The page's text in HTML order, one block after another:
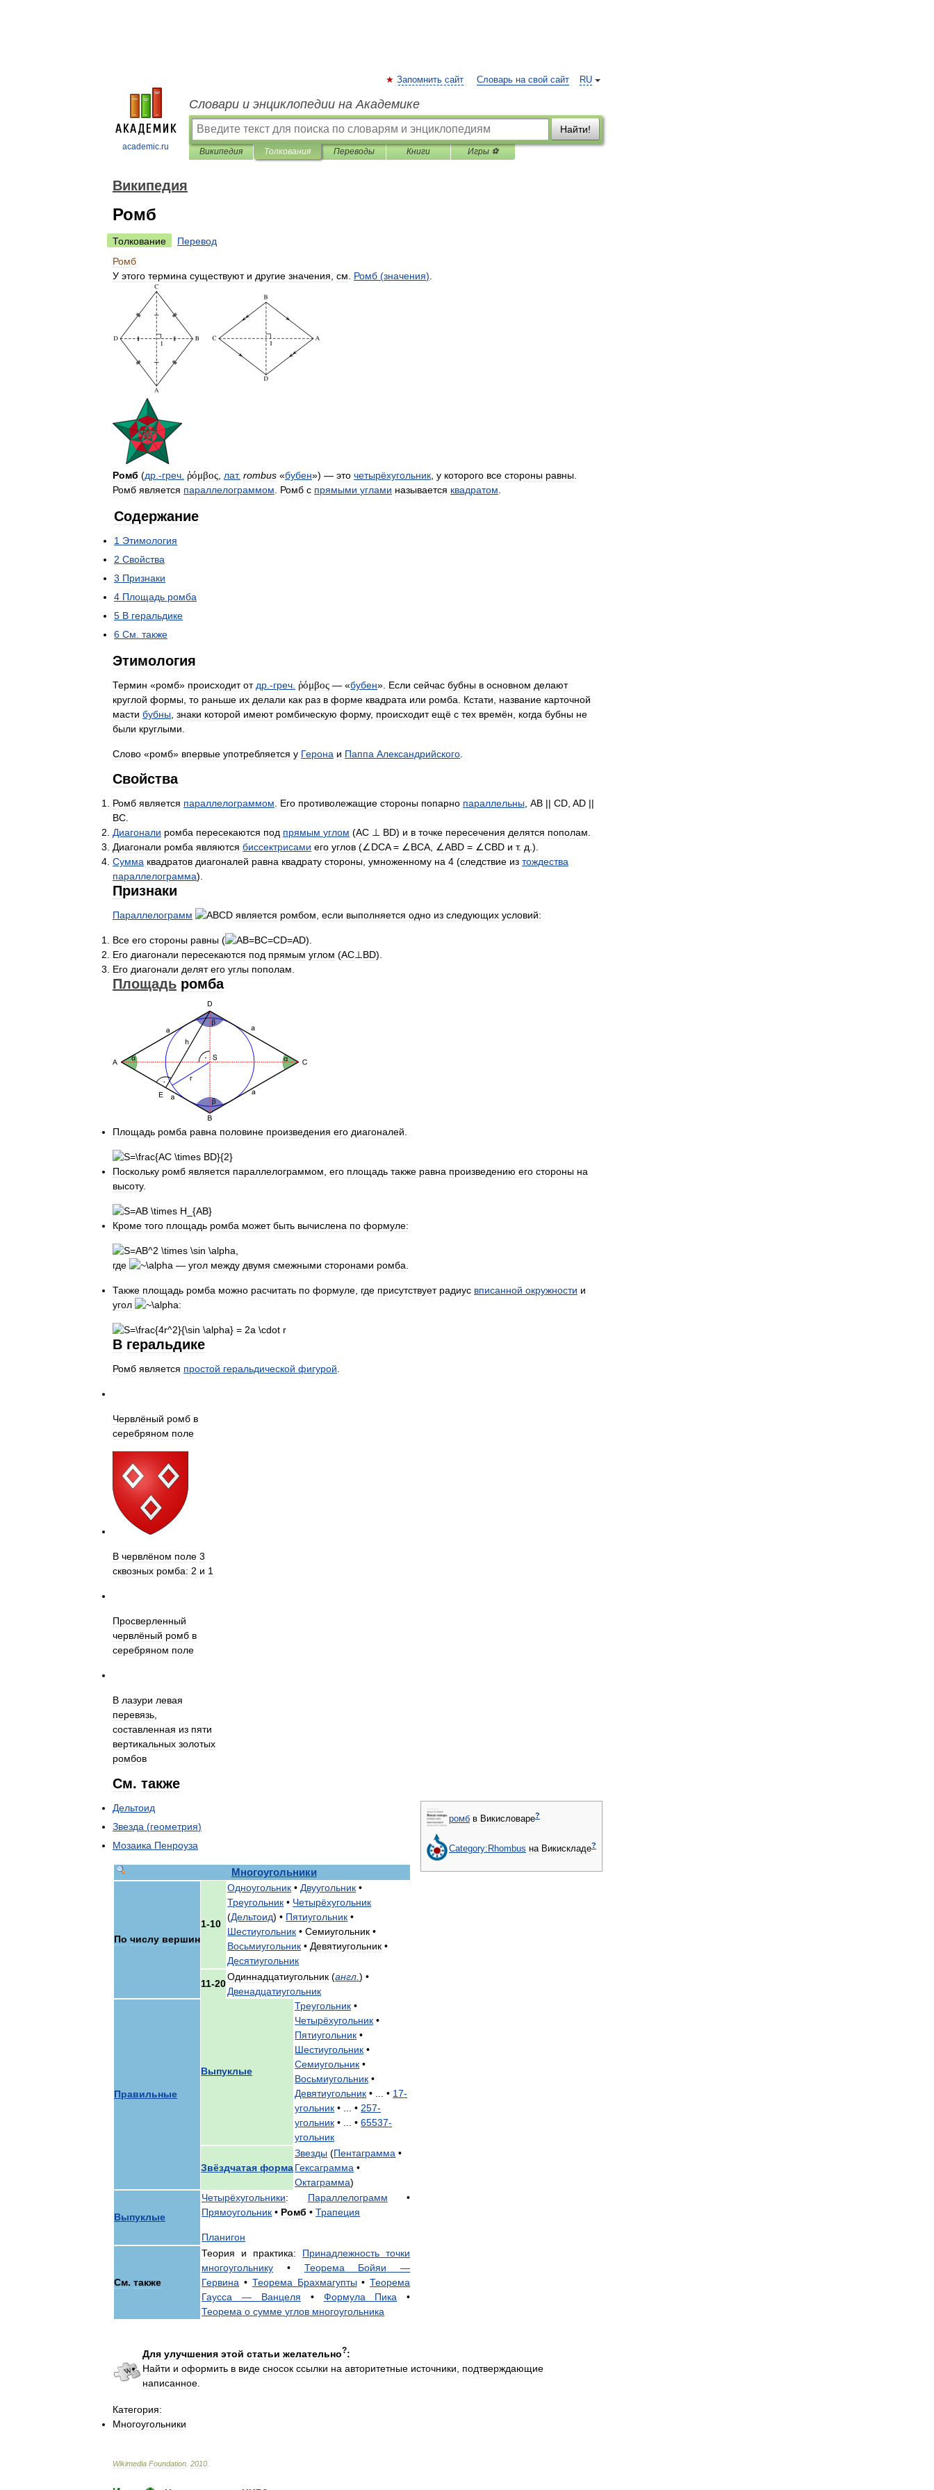
academic.ru
RU
Запомнить сайт Словарь на свой сайт
Словари и энциклопедии на Академике
Найти!
Википедия Толкования Переводы Книги Игры ⚽
Википедия
Ромб
Толкование
Перевод
Ромб
У этого термина существуют и другие значения см Ромб (значения)
Ромб (др .-греч ῥόμβος лат. rombus «бубен») — это четырёхугольник у которого все стороны равны
Ромб является параллелограммом Ромб с прямыми углами называется квадратом
Содержание
1 Этимология
2 Свойства
3 Признаки
4 Площадь ромба
5 В геральдике
6 См также
Этимология
Термин «ромб» происходит от др .-греч ῥόμβος — «бубен». Если сейчас бубны в основном делают
круглой формы то раньше их делали как раз в форме квадрата или ромба Кстати название карточной
масти бубны знаки которой имеют ромбическую форму, происходит ещё с тех времён когда бубны не
были круглыми
Слово «ромб» впервые употребляется у Герона и Паппа Александрийского
Свойства
Ромб является параллелограммом Его противолежащие стороны попарно параллельны АВ || CD AD ||
ВС
Диагонали ромба пересекаются под прямым углом (AC ⊥ BD) и в точке пересечения делятся пополам
Диагонали ромба являются биссектрисами его углов (∠DCA= ∠BCA ∠ABD = ∠CBD и т. д .).
Сумма квадратов диагоналей равна квадрату стороны умноженному на 4 (следствие из тождества
параллелограмма).
Признаки
Параллелограмм является ромбом если выполняется одно из следующих условий:
Все его стороны равны (
).
Его диагонали пересекаются под прямым углом (AC ⊥ BD).
Его диагонали делят его углы пополам
Площадь ромба
Площадь ромба равна половине произведения его диагоналей
Поскольку ромб является параллелограммом его площадь также равна произведению его стороны на
высоту.
Кроме того площадь ромба может быть вычислена по формуле:
где
— угол между двумя смежными сторонами ромба
Также площадь ромба можно расчитать по формуле где присутствует радиус вписанной окружности и
угол
:
В геральдике
Ромб является простой геральдической фигурой
Червлёный ромб в
серебряном поле
В червлёном поле 3
сквозных ромба: 2 и 1
Просверленный
червлёный ромб в
серебряном поле
В лазури левая
перевязь
составленная из пяти
вертикальных золотых
ромбов
См. также
ромб в Викисловаре?
Category:Rhombus на Викискладе?
Дельтоид
Звезда (геометрия)
Мозаика Пенроуза
Многоугольники
По числу вершин
1-10
Одноугольник • Двуугольник •
Треугольник • Четырёхугольник
(Дельтоид) • Пятиугольник •
Шестиугольник •Семиугольник •
Восьмиугольник • Девятиугольник •
Десятиугольник
11-20
Одиннадцатиугольник (англ .) •
Двенадцатиугольник
Правильные
Выпуклые
Треугольник •
Четырёхугольник •
Пятиугольник •
Шестиугольник •
Семиугольник •
Восьмиугольник •
Девятиугольник • ... • 17-
угольник • ... • 257-
угольник • ... •65537-
угольник
Звёздчатая форма
Звезды (Пентаграмма •
Гексаграмма •
Октаграмма)
Выпуклые
Четырёхугольники: Параллелограмм •
Прямоугольник • Ромб •Трапеция
Планигон
См.также
Теория и практика: Принадлежность точки
многоугольнику • Теорема Бойяи —
Гервина • Теорема Брахмагупты •Теорема
Гаусса — Ванцеля • Формула Пика •
Теорема о сумме углов многоугольника
Для улучшения этой статьи желательно?:
Найти и оформить в виде сносок ссылки на авторитетные источники
подтверждающие
написанное
Категория:
Многоугольники
Wikimedia Foundation 2010